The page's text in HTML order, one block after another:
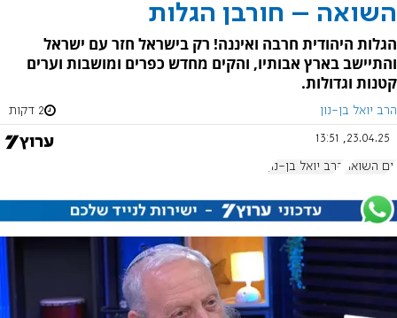
השואה – חורבן הגלות
הגלות היהודית חרבה ואיננה! רק בישראל חזר עם ישראל
והתיישב בארץ אבותיו, והקים מחדש כפרים ומושבות וערים
קטנות וגדולות.
הרב יואל בן-נון 2 דקות
23.04.25, 13:51
יום השואה הרב יואל בן-נון